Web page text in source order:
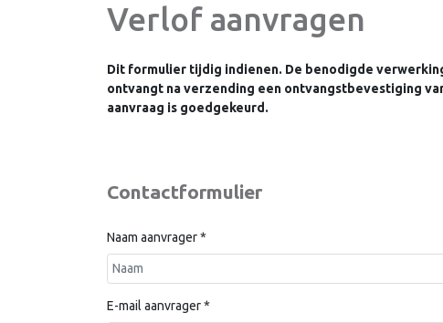
Verlof aanvragen
Dit formulier tijdig indienen. De benodigde
ontvangt na verzending een ontvangstbevestiging
aanvraag is goedgekeurd.
Contactformulier
Naam aanvrager*
E-mail aanvrager*